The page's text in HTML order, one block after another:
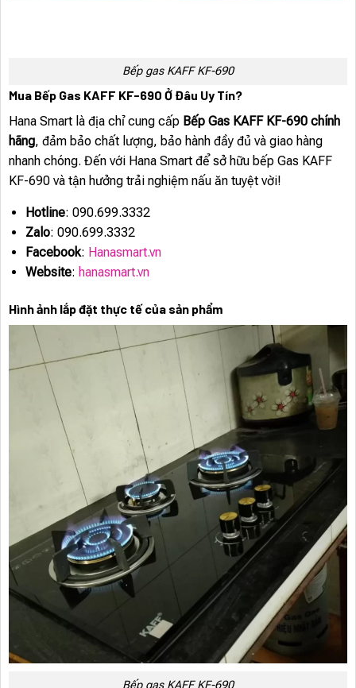
Bếp gas KAFF KF-690
Mua Bếp Gas KAFF KF-690 Ở Đâu Uy Tín?
Hana Smart là địa chỉ cung cấp Bếp Gas KAFF KF-690 chính
hãng, đảm bảo chất lượng, bảo hành đầy đủ và giao hàng
nhanh chóng. Đến với Hana Smart để sở hữu bếp Gas KAFF
KF-690 và tận hưởng trải nghiệm nấu ăn tuyệt vời!
Hotline: 090.699.3332
Zalo: 090.699.3332
Facebook: Hanasmart.vn
Website: hanasmart.vn
Hình ảnh lắp đặt thực tế của sản phẩm
Bếp gas KAFF KF-690